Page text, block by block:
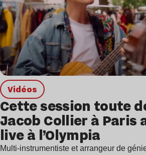
Vidéos
Cette session toute
Jacob Collier à Paris
live à l’Olympia
Multi-instrumentiste et arrangeur de